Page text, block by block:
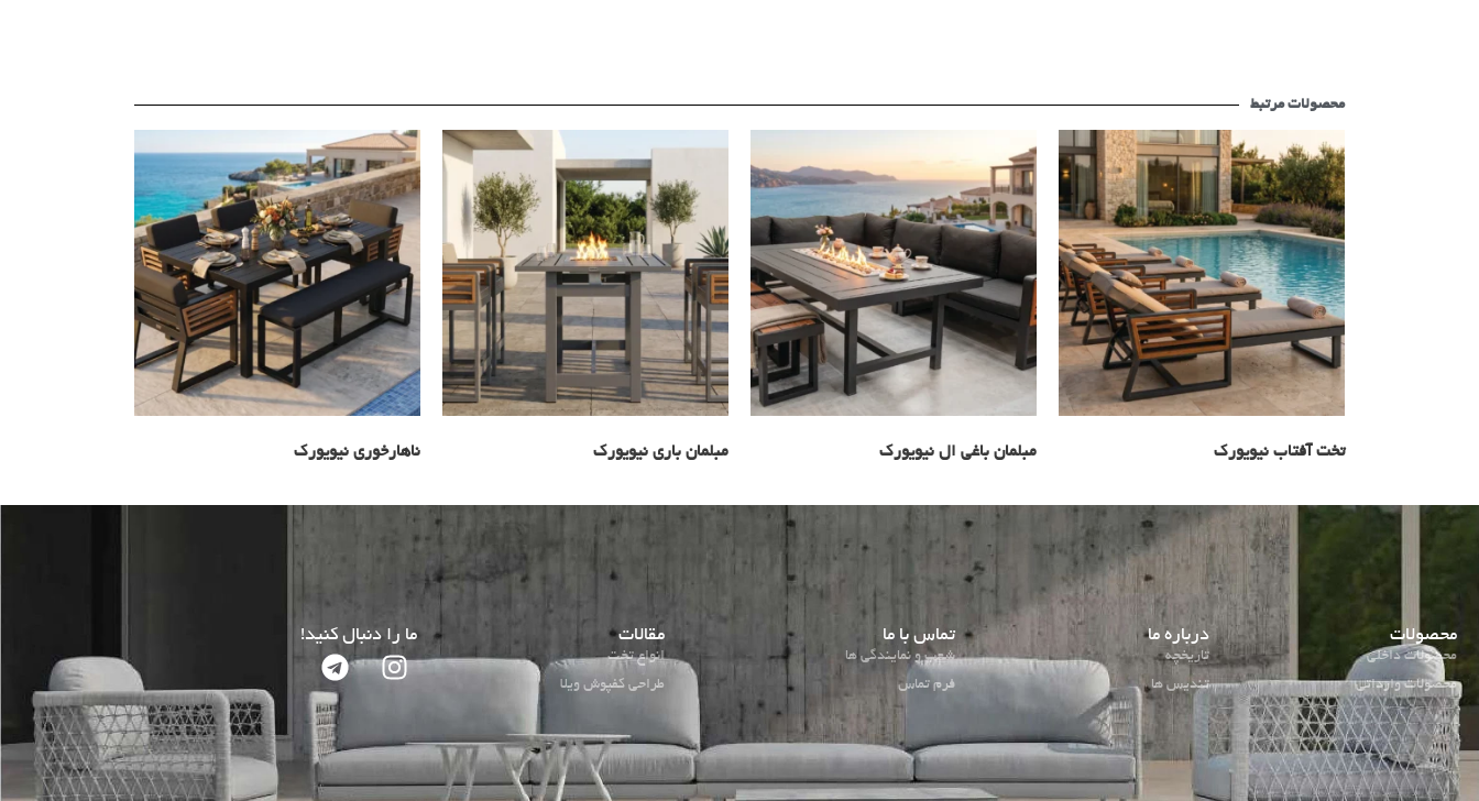
محصولات مرتبط
تخت آفتاب نیویورک مبلمان باغی ال نیویورک مبلمان باری نیویورک ناهارخوری نیویورک
محصولات
محصولات داخلی
محصولات وارداتی
درباره ما
تاریخچه
تندیس ها
تماس با ما
شعب و نمایندگی ها
فرم تماس
مقالات
انواع تخت
طراحی کفپوش ویلا
ما را دنبال کنید!